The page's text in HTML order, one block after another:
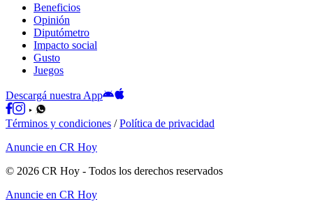
Beneficios
Opinión
Diputómetro
Impacto social
Gusto
Juegos
Descargá nuestra App
Términos y condiciones /Política de privacidad
Anuncie en CR Hoy
© 2026 CR Hoy - Todos los derechos reservados
Anuncie en CR Hoy